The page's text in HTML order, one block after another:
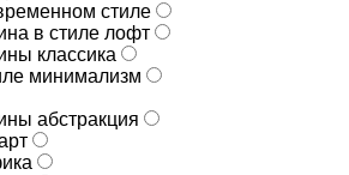
стиле
в стиле лофт
классика
минимализм
абстракция